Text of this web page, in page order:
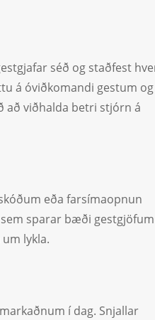
séð og staðfest
á óviðkomandi gestum og
að viðhalda betri stjórn á
eða farsímaopnun
sparar bæði
lykla.
í dag. Snjallar